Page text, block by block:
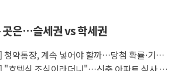
곳은…슬세권 vs 학세권
청약통장, 계속 넣어야 할까…당첨 확률·기회